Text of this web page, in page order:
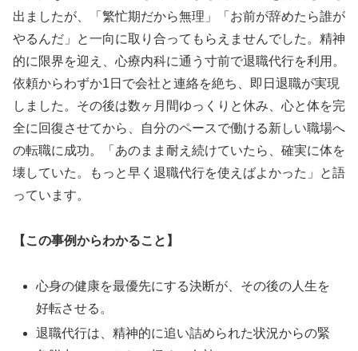
出ましたが、「繁忙期だから無理」「お前が辞めたら誰が
やるんだ」と一向に取り合ってもらえませんでした。精神
的に限界を迎え、心療内科に通う寸前で退職代行を利用。
依頼からわずか1日で会社と連絡を絶ち、即日退職が実現
しました。その後は数ヶ月間ゆっくりと休み、心と体を完
全に回復させてから、自分のペースで働ける新しい職場へ
の転職に成功。「あのまま耐え続けていたら、確実に体を
壊していた。もっと早く退職代行を使えばよかった」と語
っています。
【この事例からわかること】
心身の健康を最優先にする決断が、その後の人生を
好転させる。
退職代行は、精神的に追い詰められた状況からの緊